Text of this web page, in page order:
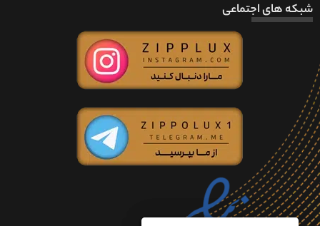
شبکه های اجتماعی